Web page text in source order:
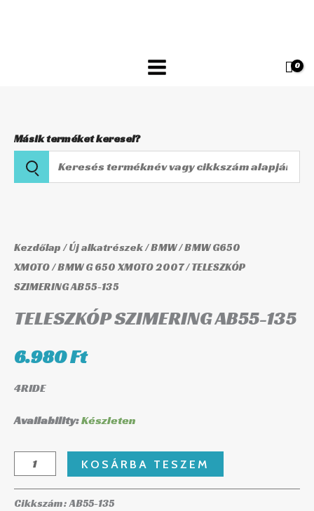
Másik terméket keresel?
Keresés
terméknév
alapján
Kezdőlap/Új alkatrészek/BMW/BMW G650
XMOTO/BMW G 650 XMOTO 2007/ TELESZKÓP
SZIMERING AB55-135
TELESZKÓP SZIMERING AB55-135
6.980Ft
4RIDE
Availability:Készleten
AB55-
135
mennyiség
KOSÁRBA TESZEM
Cikkszám:AB55-135